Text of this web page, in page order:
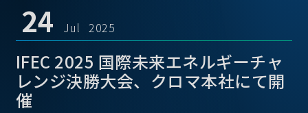
24 Jul 2025
IFEC 2025 国際未来エネルギーチャ
レンジ決勝大会、クロマ本社にて開
催